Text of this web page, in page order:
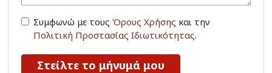
Συμφωνώ με τους Όρους Χρήσης και την
Πολιτική Προστασίας Ιδιωτικότητας.
Στείλτε το μήνυμά μου